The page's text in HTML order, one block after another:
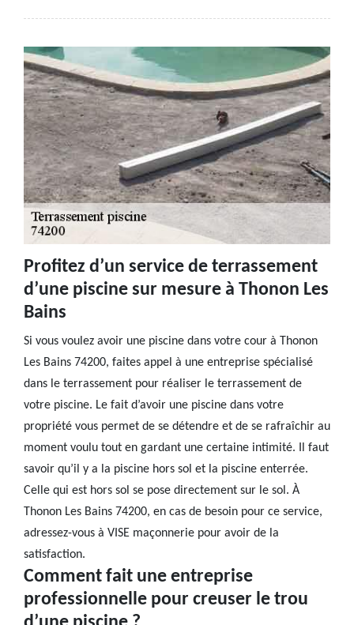
Profitez d’un service de terrassement
d’une piscine sur mesure à Thonon Les
Bains
Si vous voulez avoir une piscine dans votre cour à Thonon
Les Bains 74200, faites appel à une entreprise spécialisé
dans le terrassement pour réaliser le terrassement de
votre piscine. Le fait d’avoir une piscine dans votre
propriété vous permet de se détendre et de se rafraîchir au
moment voulu tout en gardant une certaine intimité. Il faut
savoir qu’il y a la piscine hors sol et la piscine enterrée.
Celle qui est hors sol se pose directement sur le sol. À
Thonon Les Bains 74200, en cas de besoin pour ce service,
adressez-vous à VISE maçonnerie pour avoir de la
satisfaction.
Comment fait une entreprise
professionnelle pour creuser le trou